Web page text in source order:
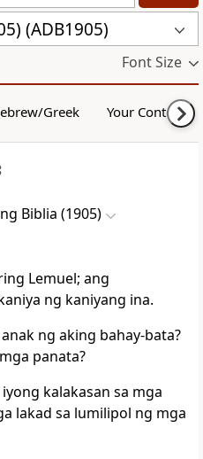
(ADB1905)
Font Size
Greek Your Content
Biblia (1905)
Lemuel; ang
ng kaniyang ina.
ng aking bahay-bata?
panata?
kalakasan sa mga
lakad sa lumilipol ng mga